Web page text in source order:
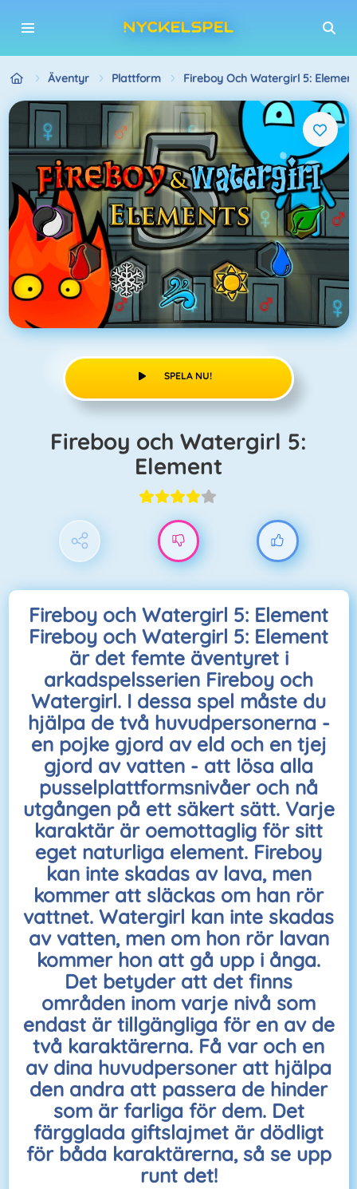
Äventyr Plattform Fireboy Och Watergirl 5: Element
SPELA NU!
Fireboy och Watergirl 5:
Element
Fireboy och Watergirl 5: Element
Fireboy och Watergirl 5: Element
är det femte äventyret i
arkadspelsserien Fireboy och
Watergirl. I dessa spel måste du
hjälpa de två huvudpersonerna -
en pojke gjord av eld och en tjej
gjord av vatten - att lösa alla
pusselplattformsnivåer och nå
utgången på ett säkert sätt. Varje
karaktär är oemottaglig för sitt
eget naturliga element. Fireboy
kan inte skadas av lava, men
kommer att släckas om han rör
vattnet. Watergirl kan inte skadas
av vatten, men om hon rör lavan
kommer hon att gå upp i ånga.
Det betyder att det finns
områden inom varje nivå som
endast är tillgängliga för en av de
två karaktärerna. Få var och en
av dina huvudpersoner att hjälpa
den andra att passera de hinder
som är farliga för dem. Det
färgglada giftslajmet är dödligt
för båda karaktärerna, så se upp
runt det!